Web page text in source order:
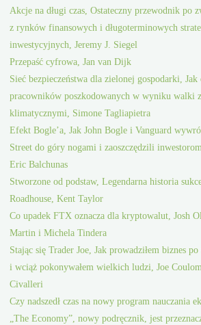
Akcje na długi czas, Ostateczny przewodnik po
z rynków finansowych i długoterminowych
inwestycyjnych, Jeremy J. Siegel
Przepaść cyfrowa, Jan van Dijk
Sieć bezpieczeństwa dla zielonej gospodarki,
pracowników poszkodowanych w wyniku walki
klimatycznymi, Simone Tagliapietra
Efekt Bogle’a, Jak John Bogle i Vanguard
Street do góry nogami i zaoszczędzili
Eric Balchunas
Stworzone od podstaw, Legendarna historia
Roadhouse, Kent Taylor
Co upadek FTX oznacza dla kryptowalut, Josh
Martin i Michela Tindera
Stając się Trader Joe, Jak prowadziłem biznes
i wciąż pokonywałem wielkich ludzi, Joe
Civalleri
Czy nadszedł czas na nowy program nauczania
„The Economy”, nowy podręcznik, jest